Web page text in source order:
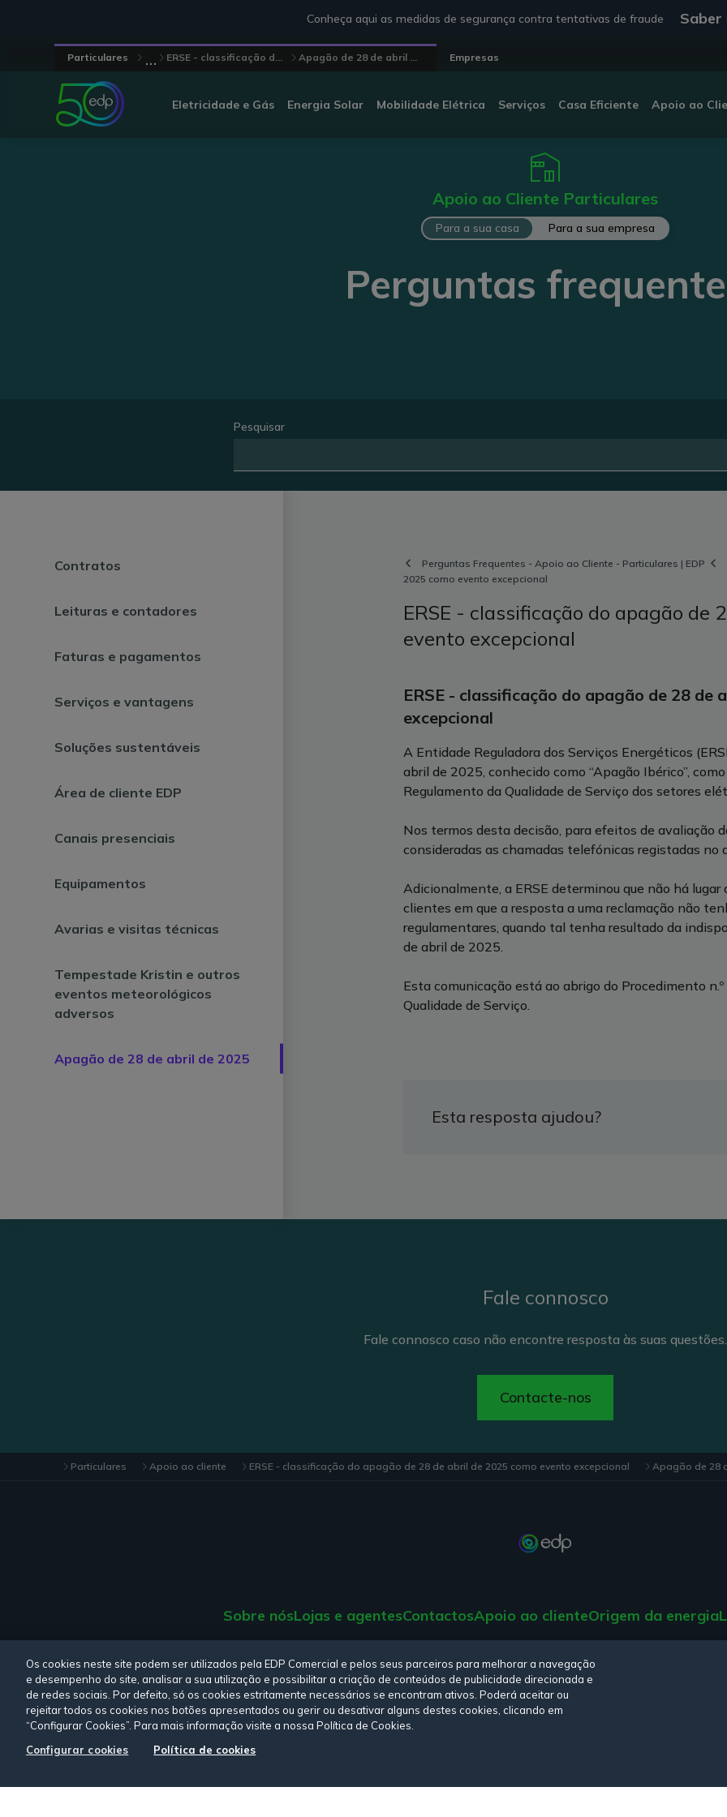
Conheça aqui as medidas de segurança contra tentativas de fraude Saber
Particulares ... ERSE - classificação d... Apagão de 28 de abril ... Empresas
Eletricidade e Gás Energia Solar Mobilidade Elétrica Serviços Casa Eficiente Apoio ao
Apoio ao Cliente Particulares
Para a sua casa Para a sua empresa
Perguntas
Pesquisar
Contratos
Leituras e contadores
Faturas e pagamentos
Serviços e vantagens
Soluções sustentáveis
Área de cliente EDP
Canais presenciais
Equipamentos
Avarias e visitas técnicas
Tempestade Kristin e outros
eventos meteorológicos
adversos
Apagão de 28 de abril de 2025
Perguntas Frequentes - Apoio ao Cliente - Particulares | EDP
2025 como evento excepcional
ERSE - classificação do apagão de
evento excepcional
ERSE - classificação do apagão de 28 de
excepcional
A Entidade Reguladora dos Serviços Energéticos
abril de 2025, conhecido como “Apagão Ibérico”,
Regulamento da Qualidade de Serviço dos setores
Nos termos desta decisão, para efeitos de avaliação
consideradas as chamadas telefónicas registadas no
Adicionalmente, a ERSE determinou que não há
clientes em que a resposta a uma reclamação não
regulamentares, quando tal tenha resultado da
de abril de 2025.
Esta comunicação está ao abrigo do Procedimento
Qualidade de Serviço.
Esta resposta ajudou?
Fale connosco
Fale connosco caso não encontre resposta às suas questões.
Contacte-nos
Particulares Apoio ao cliente ERSE - classificação do apagão de 28 de abril de 2025 como evento excepcional Apagão de 28
Sobre nósLojas e agentesContactosApoio ao clienteOrigem da energia
Consulte a nossaPolítica de privacidade, Política de cookies,Termos e Condições
Siga-nos:
Os cookies neste site podem ser utilizados pela EDP Comercial e pelos seus parceiros para melhorar a navegação
e desempenho do site, analisar a sua utilização e possibilitar a criação de conteúdos de publicidade direcionada e
de redes sociais. Por defeito, só os cookies estritamente necessários se encontram ativos. Poderá aceitar ou
rejeitar todos os cookies nos botões apresentados ou gerir ou desativar alguns destes cookies, clicando em
“Configurar Cookies”. Para mais informação visite a nossa Política de Cookies.
Configurar cookies
Política de cookies